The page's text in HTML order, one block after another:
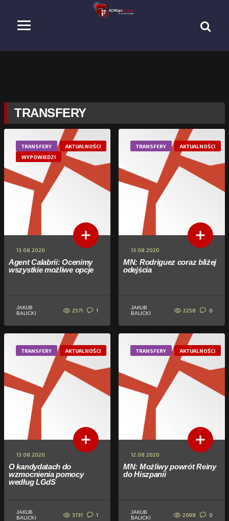
TRANSFERY
TRANSFERY
AKTUALNOŚCI
WYPOWIEDZI
13.08.2020
Agent Calabrii: Ocenimy
wszystkie możliwe opcje
JAKUB
BALICKI
2571 1
TRANSFERY AKTUALNOŚCI
13.08.2020
MN: Rodriguez coraz bliżej
odejścia
JAKUB
BALICKI
2258 0
TRANSFERY AKTUALNOŚCI
13.08.2020
O kandydatach do
wzmocnienia pomocy
według LGdS
JAKUB
BALICKI
3731 1
TRANSFERY AKTUALNOŚCI
12.08.2020
MN: Możliwy powrót Reiny
do Hiszpanii
JAKUB
BALICKI
2098 0